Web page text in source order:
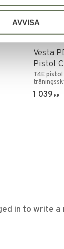
AVVISA
Add
Vesta
Pistol
T4E
1 039 KR